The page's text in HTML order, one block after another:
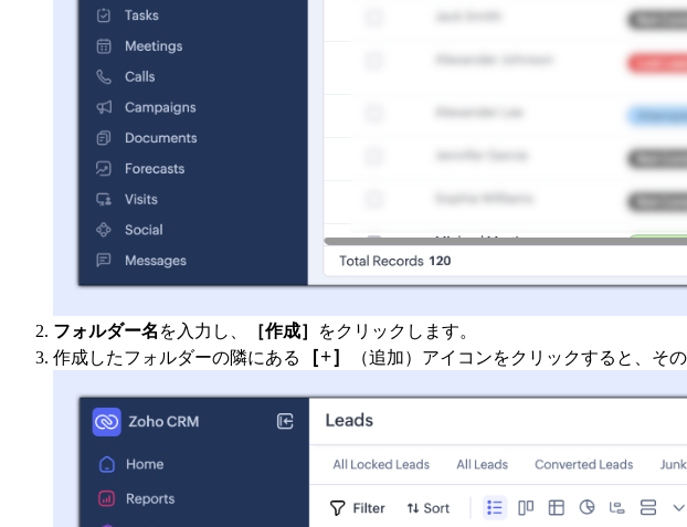
フォルダー名 を入力し、 ［作成］
をクリックします。
作成したフォルダーの隣にある
［+］ （追加）アイコンをクリックすると、そ